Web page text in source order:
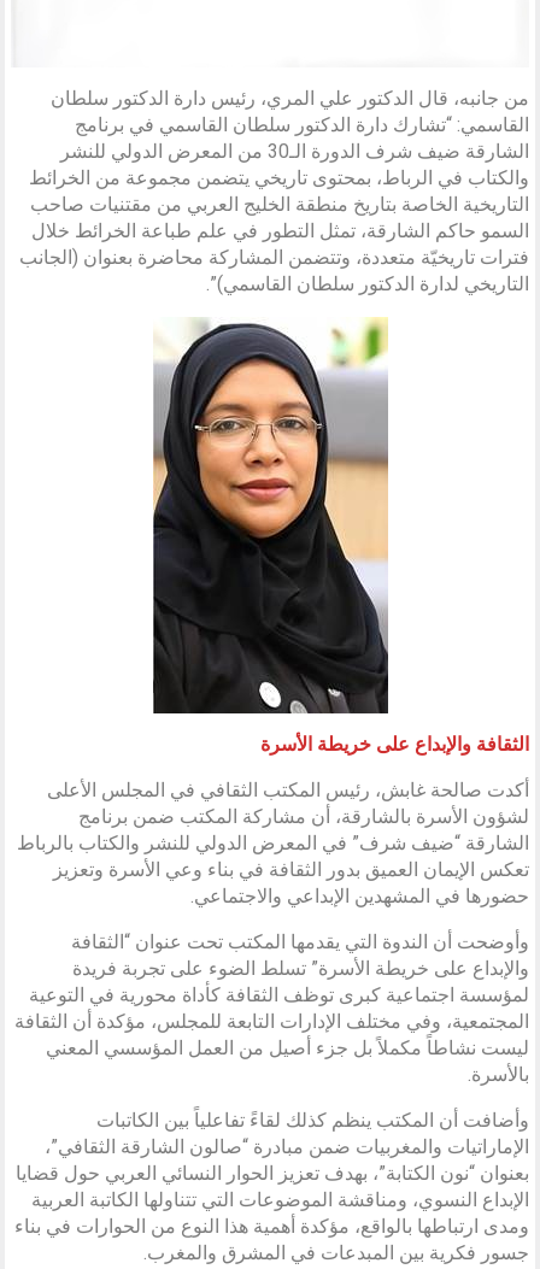
من جانبه، قال الدكتور علي المري، رئيس دارة الدكتور سلطان
القاسمي: “تشارك دارة الدكتور سلطان القاسمي في برنامج
الشارقة ضيف شرف الدورة الـ30 من المعرض الدولي للنشر
والكتاب في الرباط، بمحتوى تاريخي يتضمن مجموعة من الخرائط
التاريخية الخاصة بتاريخ منطقة الخليج العربي من مقتنيات صاحب
السمو حاكم الشارقة، تمثل التطور في علم طباعة الخرائط خلال
فترات تاريخيّة متعددة، وتتضمن المشاركة محاضرة بعنوان (الجانب
التاريخي لدارة الدكتور سلطان القاسمي)”.
الثقافة والإبداع على خريطة الأسرة
أكدت صالحة غابش، رئيس المكتب الثقافي في المجلس الأعلى
لشؤون الأسرة بالشارقة، أن مشاركة المكتب ضمن برنامج
الشارقة “ضيف شرف” في المعرض الدولي للنشر والكتاب بالرباط
تعكس الإيمان العميق بدور الثقافة في بناء وعي الأسرة وتعزيز
حضورها في المشهدين الإبداعي والاجتماعي.
وأوضحت أن الندوة التي يقدمها المكتب تحت عنوان “الثقافة
والإبداع على خريطة الأسرة” تسلط الضوء على تجربة فريدة
لمؤسسة اجتماعية كبرى توظف الثقافة كأداة محورية في التوعية
المجتمعية، وفي مختلف الإدارات التابعة للمجلس، مؤكدة أن الثقافة
ليست نشاطاً مكملاً بل جزء أصيل من العمل المؤسسي المعني
بالأسرة.
وأضافت أن المكتب ينظم كذلك لقاءً تفاعلياً بين الكاتبات
الإماراتيات والمغربيات ضمن مبادرة “صالون الشارقة الثقافي”،
بعنوان “نون الكتابة”، بهدف تعزيز الحوار النسائي العربي حول قضايا
الإبداع النسوي، ومناقشة الموضوعات التي تتناولها الكاتبة العربية
ومدى ارتباطها بالواقع، مؤكدة أهمية هذا النوع من الحوارات في بناء
جسور فكرية بين المبدعات في المشرق والمغرب.